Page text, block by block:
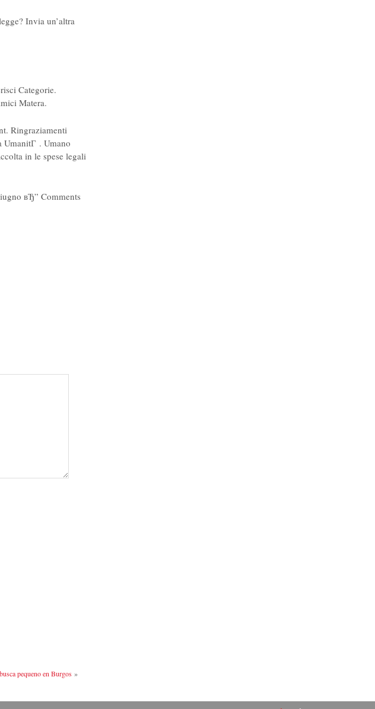
Invia un’altra
Categorie.
Matera.
Ringraziamenti
UmanitГ . Umano
in le spese legali
вЂ” Comments
pequeno en Burgos »